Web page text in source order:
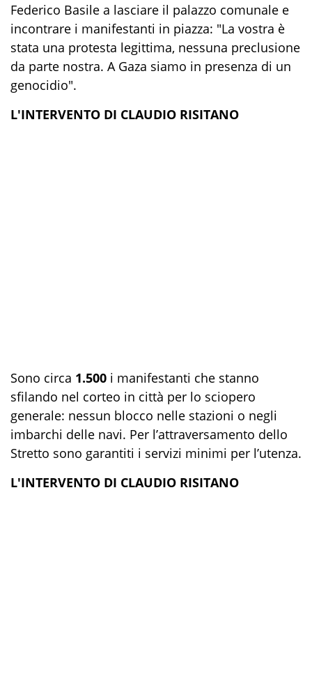
Federico Basile a lasciare il palazzo comunale e
incontrare i manifestanti in piazza: "La vostra è
stata una protesta legittima, nessuna preclusione
da parte nostra. A Gaza siamo in presenza di un
genocidio".
L'INTERVENTO DI CLAUDIO RISITANO
Sono circa 1.500 i manifestanti che stanno
sfilando nel corteo in città per lo sciopero
generale: nessun blocco nelle stazioni o negli
imbarchi delle navi. Per l’attraversamento dello
Stretto sono garantiti i servizi minimi per l’utenza.
L'INTERVENTO DI CLAUDIO RISITANO